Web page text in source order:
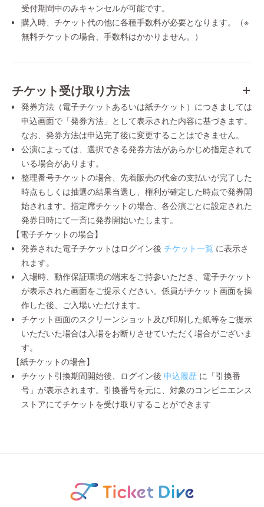
受付期間中のみキャンセルが可能です。
購入時、チケット代の他に各種手数料が必要となります。（※
無料チケットの場合、手数料はかかりません。）
チケット受け取り方法
発券方法（電子チケットあるいは紙チケット）につきましては
申込画面で「発券方法」として表示された内容に基づきます。
なお、発券方法は申込完了後に変更することはできません。
公演によっては、選択できる発券方法があらかじめ指定されて
いる場合があります。
整理番号チケットの場合、先着販売の代金の支払いが完了した
時点もしくは抽選の結果当選し、権利が確定した時点で発券開
始されます。指定席チケットの場合、各公演ごとに設定された
発券日時にて一斉に発券開始いたします。
【電子チケットの場合】
発券された電子チケットはログイン後 チケット一覧 に表示さ
れます。
入場時、動作保証環境の端末をご持参いただき、電子チケット
が表示された画面をご提示ください。係員がチケット画面を操
作した後、ご入場いただけます。
チケット画面のスクリーンショット及び印刷した紙等をご提示
いただいた場合は入場をお断りさせていただく場合がございま
す。
【紙チケットの場合】
チケット引換期間開始後、ログイン後 申込履歴 に「引換番
号」が表示されます。引換番号を元に、対象のコンビニエンス
ストアにてチケットを受け取りすることができます